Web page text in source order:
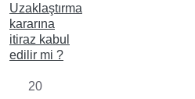
Uzaklaştırma
kararına
itiraz kabul
edilir mi ?
20